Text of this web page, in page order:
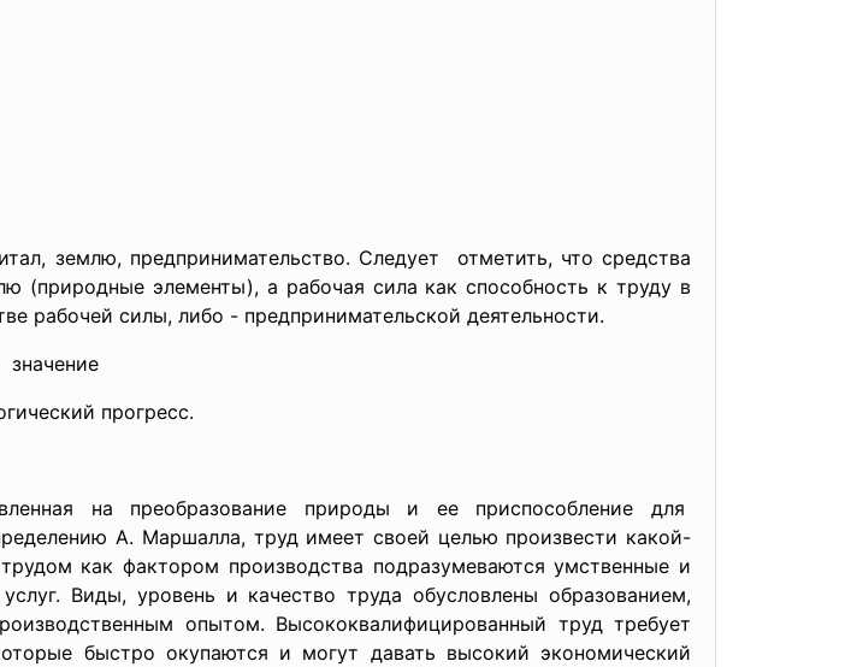
землю, предпринимательство. Следует отметить, что средства
(природные элементы), а рабочая сила как способность к труду в
рабочей силы, либо - предпринимательской деятельности.
прогресс.
на преобразование природы и ее приспособление для
А. Маршалла, труд имеет своей целью произвести какой-
как фактором производства подразумеваются умственные и
Виды, уровень и качество труда обусловлены образованием,
опытом. Высококвалифицированный труд требует
быстро окупаются и могут давать высокий экономический